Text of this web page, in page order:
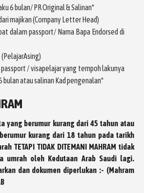
6 bulan/ PR Original & Salinan*
majikan (Company Letter Head)
dalam passport/ Nama Bapa Endorsed di
/ visapelajar yang tempoh lakunya
bulan atau salinan Kad pengenalan*
yang berumur kurang dari 45 tahun atau
kurang dari 18 tahun pada tarikh
TETAPI TIDAK DITEMANI MAHRAM tidak
umrah oleh Kedutaan Arab Saudi lagi.
dan dokumen diperlukan :- (Mahram